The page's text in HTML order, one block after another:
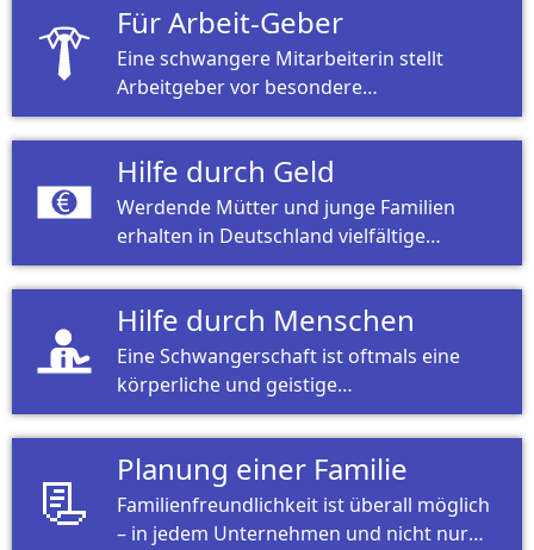
Für Arbeit-Geber
Eine schwangere Mitarbeiterin stellt
Arbeitgeber vor besondere
Herausforderungen. Oft sind es schon
kleine Dinge, die beiden weiter helfen.
Hilfe durch Geld
Werdende Mütter und junge Familien
erhalten in Deutschland vielfältige
Unterstützung. Natürlich auch im
finanziellen Bereich.
Hilfe durch Menschen
Eine Schwangerschaft ist oftmals eine
körperliche und geistige
Herausforderung. Unterstützung ist
dabei wichtig.
📃 Planung einer Familie
Familienfreundlichkeit ist überall möglich
– in jedem Unternehmen und nicht nur